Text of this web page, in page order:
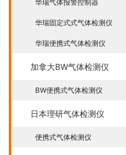
华瑞气体报警控制器
华瑞固定式式气体检测仪
华瑞便携式气体检测仪
加拿大BW气体检测仪
BW便携式气体检测仪
日本理研气体检测仪
便携式气体检测仪